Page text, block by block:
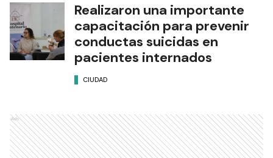
Realizaron una importante
capacitación para prevenir
conductas suicidas en
pacientes internados
CIUDAD
Ads